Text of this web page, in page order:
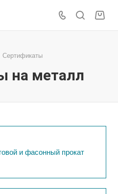
Cертификаты
на металл
и фасонный прокат